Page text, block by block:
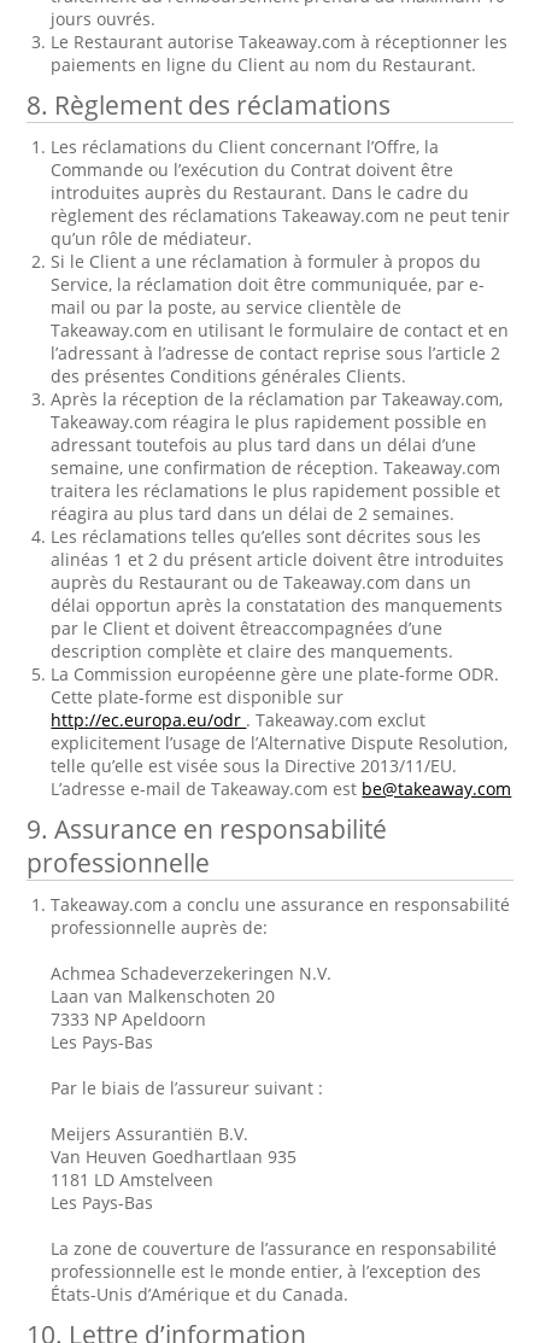
jours ouvrés.
Le Restaurant autorise Takeaway.com à réceptionner les
paiements en ligne du Client au nom du Restaurant.
8. Règlement des réclamations
Les réclamations du Client concernant l’Offre, la
Commande ou l’exécution du Contrat doivent être
introduites auprès du Restaurant. Dans le cadre du
règlement des réclamations Takeaway.com ne peut tenir
qu’un rôle de médiateur.
Si le Client a une réclamation à formuler à propos du
Service, la réclamation doit être communiquée, par e-
mail ou par la poste, au service clientèle de
Takeaway.com en utilisant le formulaire de contact et en
l’adressant à l’adresse de contact reprise sous l’article 2
des présentes Conditions générales Clients.
Après la réception de la réclamation par Takeaway.com,
Takeaway.com réagira le plus rapidement possible en
adressant toutefois au plus tard dans un délai d’une
semaine, une confirmation de réception. Takeaway.com
traitera les réclamations le plus rapidement possible et
réagira au plus tard dans un délai de 2 semaines.
Les réclamations telles qu’elles sont décrites sous les
alinéas 1 et 2 du présent article doivent être introduites
auprès du Restaurant ou de Takeaway.com dans un
délai opportun après la constatation des manquements
par le Client et doivent êtreaccompagnées d’une
description complète et claire des manquements.
La Commission européenne gère une plate-forme ODR.
Cette plate-forme est disponible sur
http://ec.europa.eu/odr . Takeaway.com exclut
explicitement l’usage de l’Alternative Dispute Resolution,
telle qu’elle est visée sous la Directive 2013/11/EU.
L’adresse e-mail de Takeaway.com est be@takeaway.com
9. Assurance en responsabilité
professionnelle
Takeaway.com a conclu une assurance en responsabilité
professionnelle auprès de:
Achmea Schadeverzekeringen N.V.
Laan van Malkenschoten 20
7333 NP Apeldoorn
Les Pays-Bas
Par le biais de l’assureur suivant :
Meijers Assurantiën B.V.
Van Heuven Goedhartlaan 935
1181 LD Amstelveen
Les Pays-Bas
La zone de couverture de l’assurance en responsabilité
professionnelle est le monde entier, à l’exception des
États-Unis d’Amérique et du Canada.
10. Lettre d’information